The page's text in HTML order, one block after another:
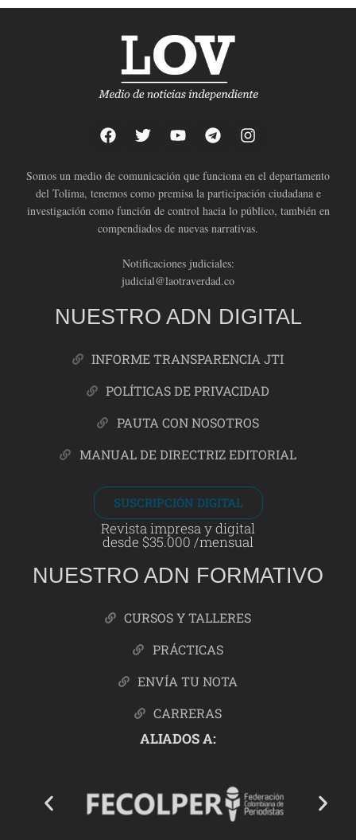
Somos un medio de comunicación que funciona en el departamento
del Tolima, tenemos como premisa la participación ciudadana e
investigación como función de control hacia lo público, también en
compendiados de nuevas narrativas.
Notificaciones judiciales:
judicial@laotraverdad.co
NUESTRO ADN DIGITAL
INFORME TRANSPARENCIA JTI
POLÍTICAS DE PRIVACIDAD
PAUTA CON NOSOTROS
MANUAL DE DIRECTRIZ EDITORIAL
SUSCRIPCIÓN DIGITAL
Revista impresa y digital
desde $35.000 /mensual
NUESTRO ADN FORMATIVO
CURSOS Y TALLERES
PRÁCTICAS
ENVÍA TU NOTA
CARRERAS
ALIADOS A: